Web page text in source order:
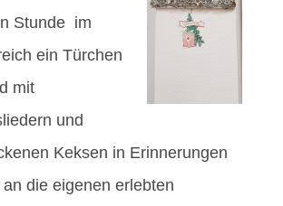
Stunde im
ein Türchen
mit
und
Keksen in Erinnerungen
die eigenen erlebten